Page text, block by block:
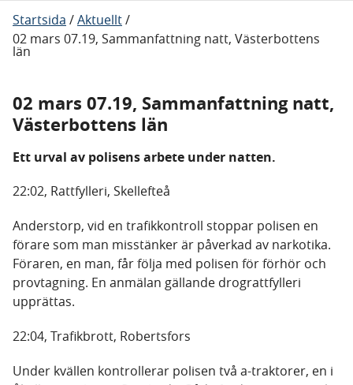
Startsida /Aktuellt/
02 mars 07.19, Sammanfattning natt, Västerbottens
län
02 mars 07.19, Sammanfattning natt,
Västerbottens län
Ett urval av polisens arbete under natten.
22:02, Rattfylleri, Skellefteå
Anderstorp, vid en trafikkontroll stoppar polisen en
förare som man misstänker är påverkad av narkotika.
Föraren, en man, får följa med polisen för förhör och
provtagning. En anmälan gällande drograttfylleri
upprättas.
22:04, Trafikbrott, Robertsfors
Under kvällen kontrollerar polisen två a-traktorer, en i